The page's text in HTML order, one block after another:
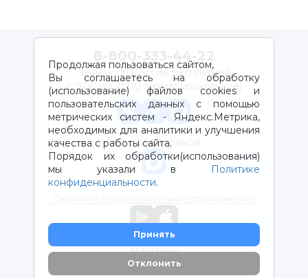
Продолжая пользоваться сайтом,
Вы соглашаетесь на обработку
(использование) файлов cookies и
пользовательских данных с помощью
метрических систем - Яндекс.Метрика,
необходимых для аналитики и улучшения
качества с работы сайта.
Порядок их обработки(использования)
мы указали в
Политике
конфиденциальности.
Принять
Отклонить
Звонок по России бесплатный
с 9:00 до 21:00 (время московское)
Чат с поддержкой
Магазины